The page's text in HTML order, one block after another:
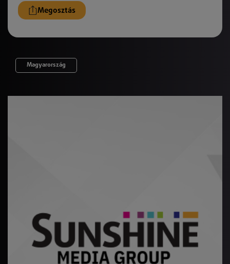
Megosztás
Magyarország